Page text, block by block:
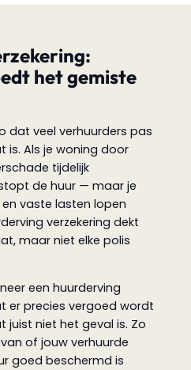
het gemiste
dat veel verhuurders pas
is. Als je woning door
tijdelijk
de huur — maar je
vaste lasten lopen
verzekering dekt
maar niet elke polis
een huurderving
er precies vergoed wordt
juist niet het geval is. Zo
of jouw verhuurde
goed beschermd is